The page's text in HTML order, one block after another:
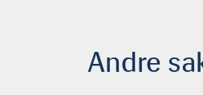
Andre